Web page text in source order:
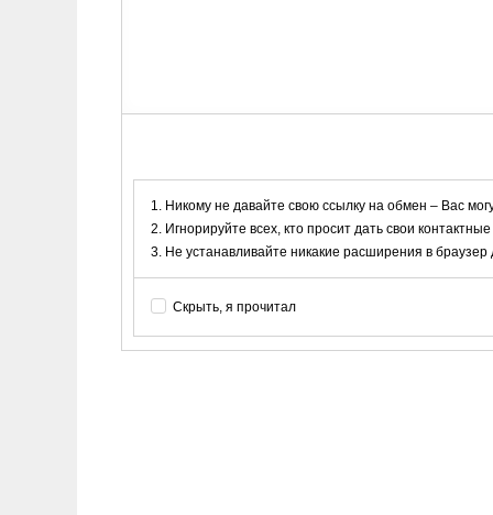
Никому не давайте свою ссылку на обмен – Вас
Игнорируйте всех, кто просит дать свои
Не устанавливайте никакие расширения в
Скрыть, я прочитал